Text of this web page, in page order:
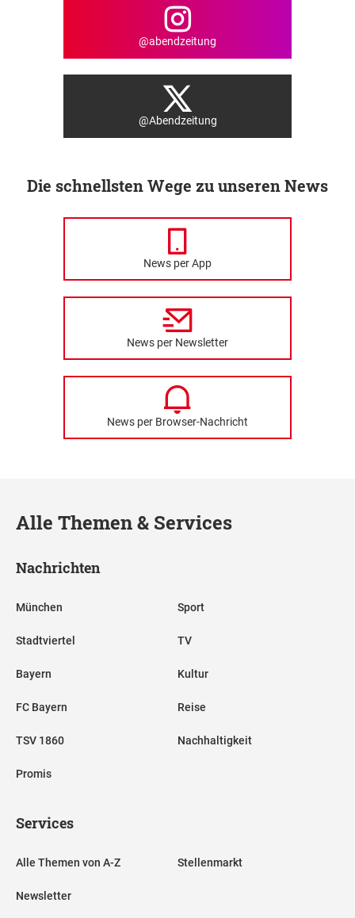
@abendzeitung
@Abendzeitung
Die schnellsten Wege zu unseren News
News per App
News per Newsletter
News per Browser-Nachricht
Alle Themen & Services
Nachrichten
München
Stadtviertel
Bayern
FC Bayern
TSV 1860
Promis
Sport
TV
Kultur
Reise
Nachhaltigkeit
Services
Alle Themen von A-Z
Newsletter
Stellenmarkt